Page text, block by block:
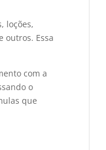
loções,
outros. Essa
com a
o
que